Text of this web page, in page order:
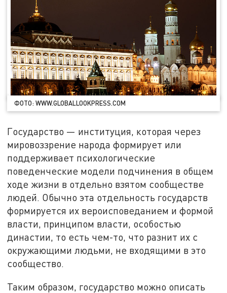
ФОТО: WWW.GLOBALLOOKPRESS.COM
Государство — институция, которая через
мировоззрение народа формирует или
поддерживает психологические
поведенческие модели подчинения в общем
ходе жизни в отдельно взятом сообществе
людей. Обычно эта отдельность государств
формируется их вероисповеданием и формой
власти, принципом власти, особостью
династии, то есть чем-то, что разнит их с
окружающими людьми, не входящими в это
сообщество.
Таким образом, государство можно описать